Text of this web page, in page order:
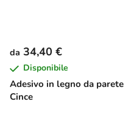
Adesivo in legno da parete
Cince
da 34,40 €
Disponibile